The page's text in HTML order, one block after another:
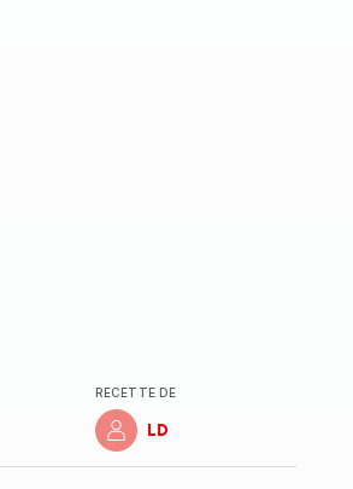
RECETTE DE
LD